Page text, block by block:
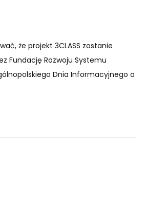
że projekt 3CLASS zostanie
Fundację Rozwoju Systemu
Dnia Informacyjnego o